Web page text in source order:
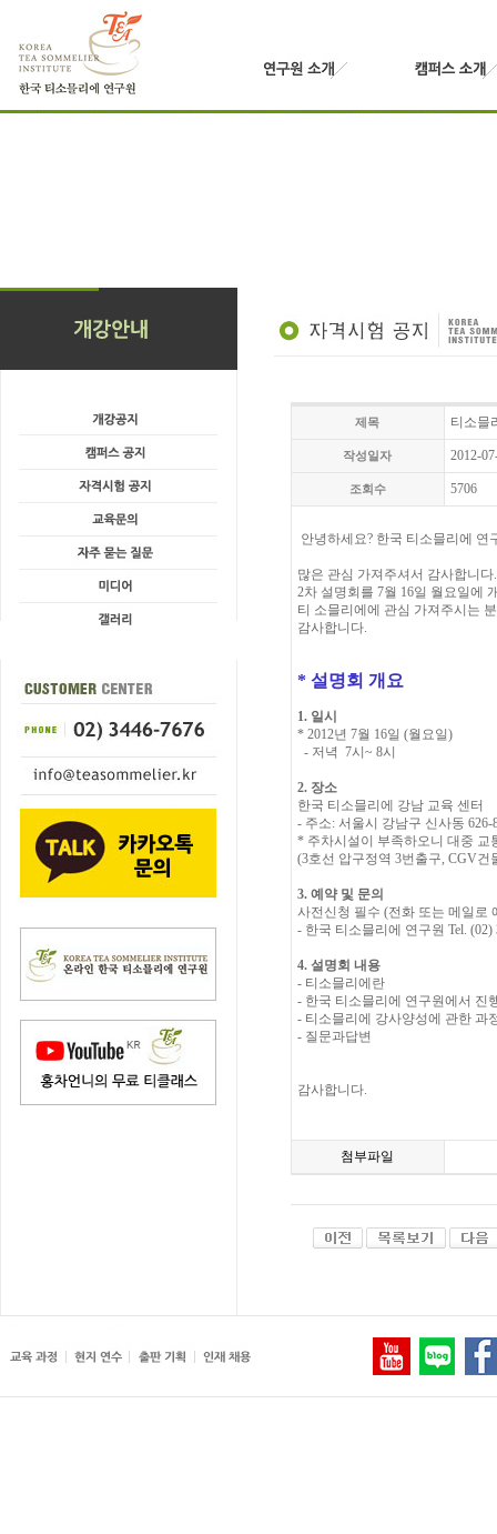
제목 티소믈
작성일자 2012-
조회수 5706
안녕하세요? 한국 티소믈리에 연
많은 관심 가져주셔서 감사합니다.
2차 설명회를 7월 16일 월요일에
티 소믈리에에 관심 가져주시는
감사합니다.
* 설명회 개요
1. 일시
* 2012년 7월 16일 (월요일)
- 저녁 7시~ 8시
2. 장소
한국 티소믈리에 강남 교육 센터
- 주소: 서울시 강남구 신사동 626-
* 주차시설이 부족하오니 대중 교
(3호선 압구정역 3번출구, CGV
3. 예약 및 문의
사전신청 필수 (전화 또는 메일로
- 한국 티소믈리에 연구원 Tel. (02)
4. 설명회 내용
- 티소믈리에란
- 한국 티소믈리에 연구원에서 진
- 티소믈리에 강사양성에 관한 과
- 질문과답변
감사합니다.
첨부파일